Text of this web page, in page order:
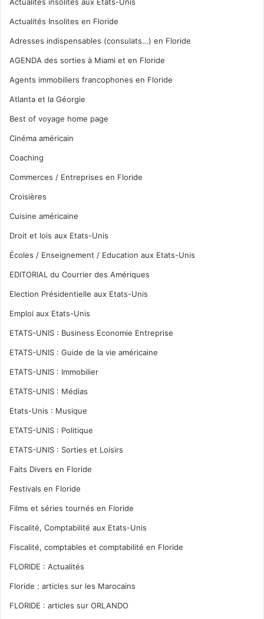
Actualités Insolites en Floride
Adresses indispensables (consulats…) en Floride
AGENDA des sorties à Miami et en Floride
Agents immobiliers francophones en Floride
Atlanta et la Géorgie
Best of voyage home page
Cinéma américain
Coaching
Commerces / Entreprises en Floride
Croisières
Cuisine américaine
Droit et lois aux Etats-Unis
Écoles / Enseignement / Education aux Etats-Unis
EDITORIAL du Courrier des Amériques
Election Présidentielle aux Etats-Unis
Emploi aux Etats-Unis
ETATS-UNIS : Business Economie Entreprise
ETATS-UNIS : Guide de la vie américaine
ETATS-UNIS : Immobilier
ETATS-UNIS : Médias
Etats-Unis : Musique
ETATS-UNIS : Politique
ETATS-UNIS : Sorties et Loisirs
Faits Divers en Floride
Festivals en Floride
Films et séries tournés en Floride
Fiscalité, Comptabilité aux Etats-Unis
Fiscalité, comptables et comptabilité en Floride
FLORIDE : Actualités
Floride : articles sur les Marocains
FLORIDE : articles sur ORLANDO